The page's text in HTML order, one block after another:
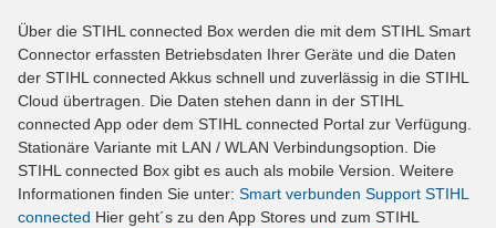
Über die STIHL connected Box werden die mit dem STIHL Smart
Connector erfassten Betriebsdaten Ihrer Geräte und die Daten
der STIHL connected Akkus schnell und zuverlässig in die STIHL
Cloud übertragen. Die Daten stehen dann in der STIHL
connected App oder dem STIHL connected Portal zur Verfügung.
Stationäre Variante mit LAN / WLAN Verbindungsoption. Die
STIHL connected Box gibt es auch als mobile Version. Weitere
Informationen finden Sie unter: Smart verbunden Support STIHL
connected Hier geht´s zu den App Stores und zum STIHL